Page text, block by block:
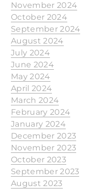
November 2024
October 2024
September 2024
August 2024
July 2024
June 2024
May 2024
April 2024
March 2024
February 2024
January 2024
December 2023
November 2023
October 2023
September 2023
August 2023